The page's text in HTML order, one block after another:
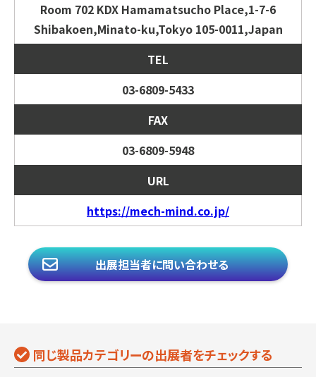
Room 702 KDX Hamamatsucho Place,1-7-6
Shibakoen,Minato-ku,Tokyo 105-0011,Japan
TEL
03-6809-5433
FAX
03-6809-5948
URL
https://mech-mind.co.jp/
出展担当者に問い合わせる
同じ製品カテゴリーの出展者をチェックする